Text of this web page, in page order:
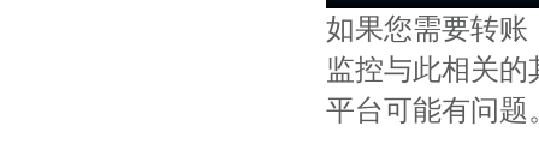
如果您需要转账
监控与此相关
平台可能有问题